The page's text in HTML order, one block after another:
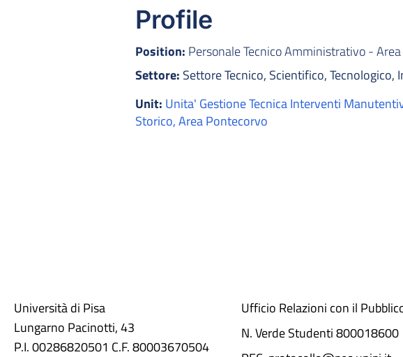
Profile
Position: Personale Tecnico Amministrativo -
Settore: Settore Tecnico, Scientifico,
Unit: Unita' Gestione Tecnica Interventi
Storico, Area Pontecorvo
Università di Pisa
Lungarno Pacinotti, 43
P.I. 00286820501 C.F. 80003670504
Ufficio Relazioni con il
N. Verde Studenti 800018600​